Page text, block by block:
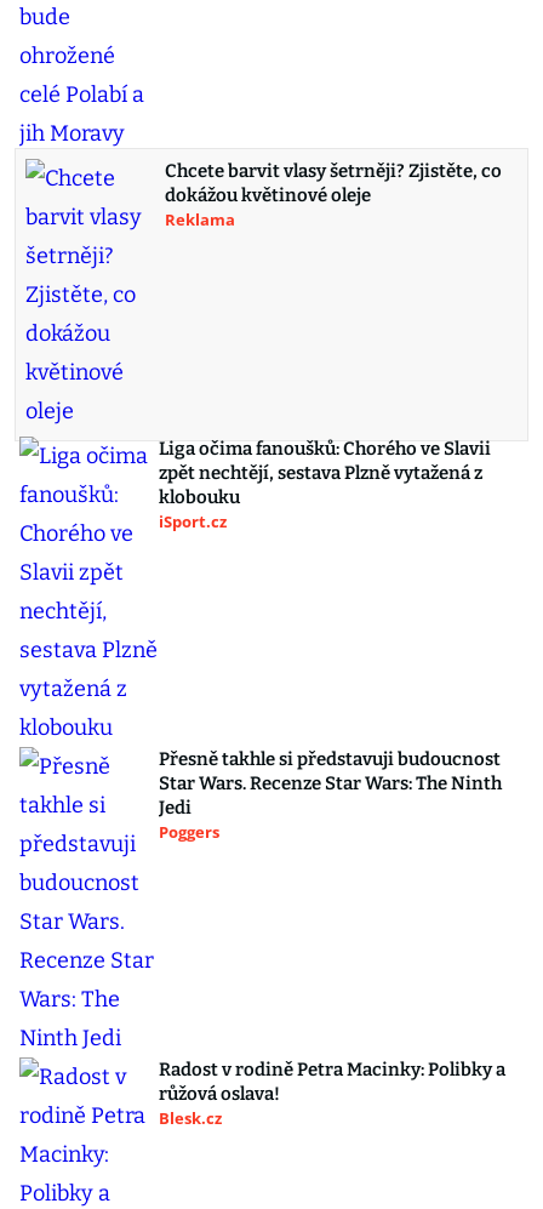
Chcete barvit vlasy šetrněji? Zjistěte, co
dokážou květinové oleje
Reklama
Liga očima fanoušků: Chorého ve Slavii
zpět nechtějí, sestava Plzně vytažená z
klobouku
iSport.cz
Přesně takhle si představuji budoucnost
Star Wars. Recenze Star Wars: The Ninth
Jedi
Poggers
Radost v rodině Petra Macinky: Polibky a
růžová oslava!
Blesk.cz